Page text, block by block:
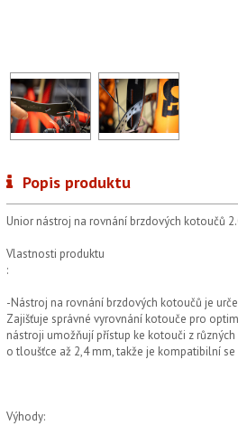
Popis produktu
Unior nástroj na rovnání brzdových kotoučů
Vlastnosti produktu
:
-Nástroj na rovnání brzdových kotoučů je
Zajišťuje správné vyrovnání kotouče pro
nástroji umožňují přístup ke kotouči z
o tloušťce až 2,4 mm, takže je kompatibilní
Výhody: